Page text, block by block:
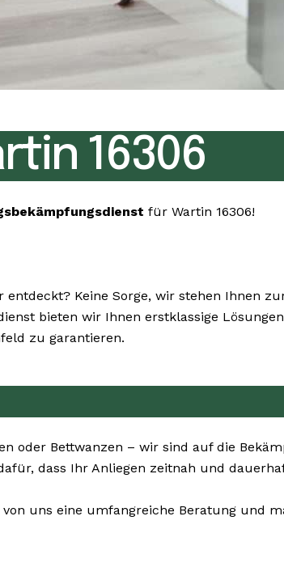
16306
für Wartin 16306!
Keine Sorge, wir stehen Ihnen
bieten wir Ihnen erstklassige
zu garantieren.
oder Bettwanzen – wir sind auf die
dass Ihr Anliegen zeitnah und
uns eine umfangreiche Beratung und